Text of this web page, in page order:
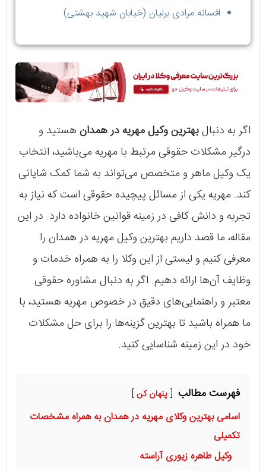
افسانه مرادی برلیان (خیابان شهید بهشتی)
اگر به دنبالبهترین وکیل مهریه در همدان هستید و
درگیر مشکلات حقوقی مرتبط با مهریه می‌باشید، انتخاب
یک وکیل ماهر و متخصص می‌تواند به شما کمک شایانی
کند. مهریه یکی از مسائل پیچیده حقوقی است که نیاز به
تجربه و دانش کافی در زمینه قوانین خانواده دارد. در این
مقاله، ما قصد داریم بهترین وکیل مهریه در همدان را
معرفی کنیم و لیستی از این وکلا را به همراه خدمات و
وظایف آن‌ها ارائه دهیم. اگر به دنبال مشاوره حقوقی
معتبر و راهنمایی‌های دقیق در خصوص مهریه هستید، با
ما همراه باشید تا بهترین گزینه‌ها را برای حل مشکلات
خود در این زمینه شناسایی کنید.
فهرست مطالب پنهان کن
اسامی بهترین وکلای مهریه در همدان به همراه مشخصات
تکمیلی
وکیل طاهره زیوری آراسته